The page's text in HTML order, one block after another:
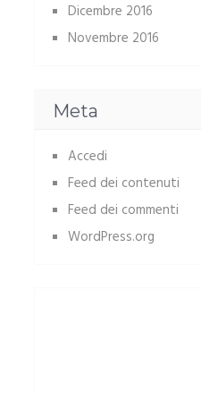
Dicembre 2016
Novembre 2016
Meta
Accedi
Feed dei contenuti
Feed dei commenti
WordPress.org